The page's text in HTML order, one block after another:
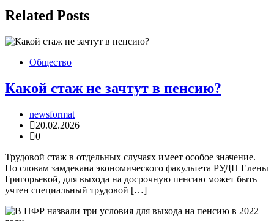
Related Posts
Общество
Какой стаж не зачтут в пенсию?
newsformat
20.02.2026
0
Трудовой стаж в отдельных случаях имеет особое значение.
По словам замдекана экономического факультета РУДН Елены
Григорьевой, для выхода на досрочную пенсию может быть
учтен специальный трудовой […]